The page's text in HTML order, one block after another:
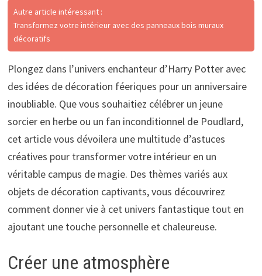
Autre article intéressant :
Transformez votre intérieur avec des panneaux bois muraux
décoratifs
Plongez dans l’univers enchanteur d’Harry Potter avec
des idées de décoration féeriques pour un anniversaire
inoubliable. Que vous souhaitiez célébrer un jeune
sorcier en herbe ou un fan inconditionnel de Poudlard,
cet article vous dévoilera une multitude d’astuces
créatives pour transformer votre intérieur en un
véritable campus de magie. Des thèmes variés aux
objets de décoration captivants, vous découvrirez
comment donner vie à cet univers fantastique tout en
ajoutant une touche personnelle et chaleureuse.
Créer une atmosphère